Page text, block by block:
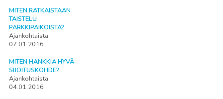
MITEN RATKAISTAAN
TAISTELU
PARKKIPAIKOISTA?
Ajankohtaista
07.01.2016
MITEN HANKKIA HYVÄ
SIJOITUSKOHDE?
Ajankohtaista
04.01.2016